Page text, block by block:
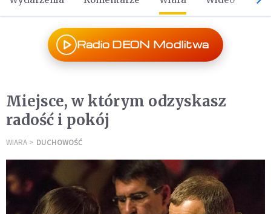
Radio DEON Modlitwa
Miejsce, w którym odzyskasz
radość i pokój
WIARA DUCHOWOŚĆ